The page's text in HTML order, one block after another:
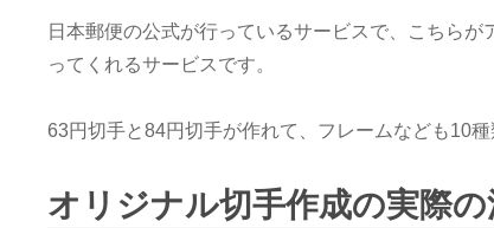
日本郵便の公式が行っているサービスで、こちら
ってくれるサービスです。
63円切手と84円切手が作れて、フレームなども10
オリジナル切手作成の実際